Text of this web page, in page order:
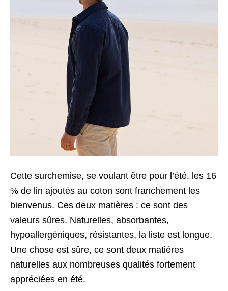
Cette surchemise, se voulant être pour l’été, les 16
% de lin ajoutés au coton sont franchement les
bienvenus. Ces deux matières : ce sont des
valeurs sûres. Naturelles, absorbantes,
hypoallergéniques, résistantes, la liste est longue.
Une chose est sûre, ce sont deux matières
naturelles aux nombreuses qualités fortement
appréciées en été.